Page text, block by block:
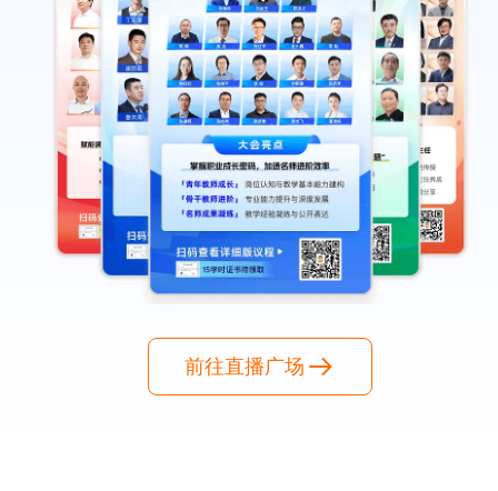
前往直播广场